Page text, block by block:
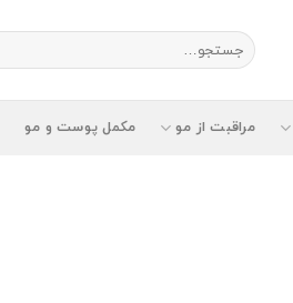
جستجو
برای:
مراقبت از مو مکمل پوست و مو